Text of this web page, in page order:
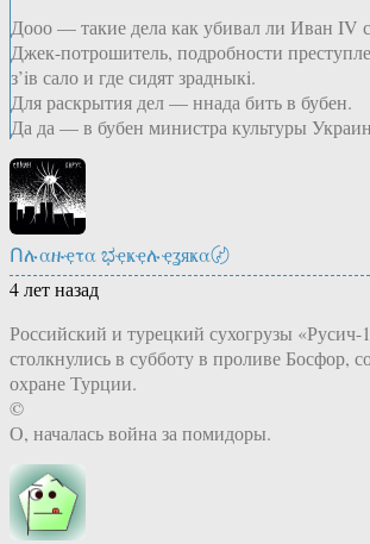
Дооо — такие дела как убивал ли Иван IV
Джек-потрошитель, подробности
з’iв сало и где сидят зрадныкi.
Для раскрытия дел — ннада бить в бубен.
Да да — в бубен министра культуры
Ոሉαዙҿτα ಭҿҝҿሉҿʓяҝα〄
4 лет назад
Российский и турецкий сухогрузы «Русич-
столкнулись в субботу в проливе Босфор,
охране Турции.
©
О, началась война за помидоры.